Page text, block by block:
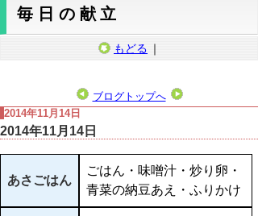
毎日の献立
もどる ｜
ブログトップへ
2014年11月14日
2014年11月14日
あさごはん
ごはん・味噌汁・炒り卵・
青菜の納豆あえ・ふりかけ